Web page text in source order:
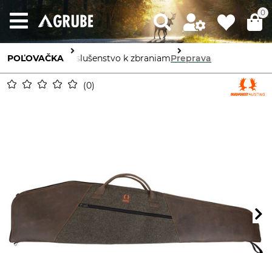
0
POĽOVAČKA Príslušenstvo k zbraniamPreprava
0